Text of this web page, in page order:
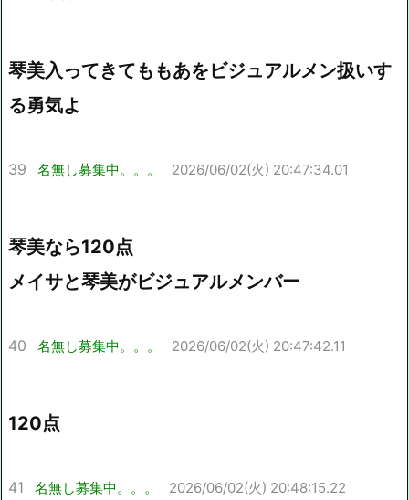
琴美入ってきてももあをビジュアルメン扱いす
る勇気よ
39 名無し募集中。。。 2026/06/02(火) 20:47:34.01
琴美なら120点
メイサと琴美がビジュアルメンバー
40 名無し募集中。。。 2026/06/02(火) 20:47:42.11
120点
41 名無し募集中。。。 2026/06/02(火) 20:48:15.22